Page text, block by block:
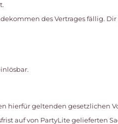
des Vertrages fällig.
hierfür geltenden gesetzlichen
auf von PartyLite gelieferten